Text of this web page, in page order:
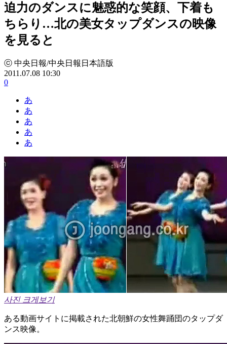
迫力のダンスに魅惑的な笑顔、下着も
ちらり…北の美女タップダンスの映像
を見ると
ⓒ 中央日報/中央日報日本語版
2011.07.08 10:30
0
あ
あ
あ
あ
あ
사진 크게보기
ある動画サイトに掲載された北朝鮮の女性舞踊団のタップダ
ンス映像。